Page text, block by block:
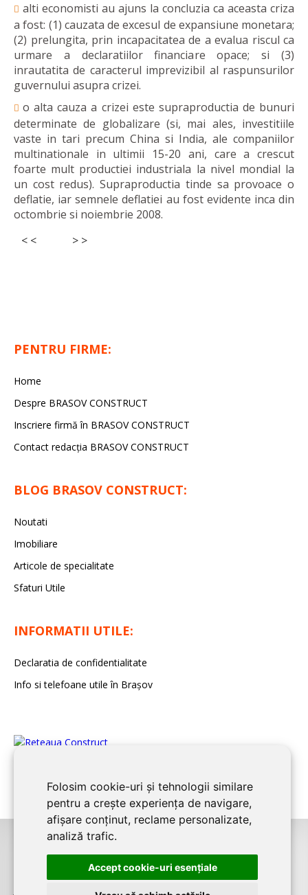
Folosim cookie-uri și tehnologii similare
pentru a crește experiența de navigare,
afișare conținut, reclame personalizate,
analiză trafic.
Accept cookie-uri esenţiale
alti economisti au ajuns la concluzia ca aceasta criza
a fost: (1) cauzata de excesul de expansiune monetara;
(2) prelungita, prin incapacitatea de a evalua riscul ca
urmare a declaratiilor financiare opace; si (3)
inrautatita de caracterul imprevizibil al raspunsurilor
guvernului asupra crizei.
o alta cauza a crizei este supraproductia de bunuri
determinate de globalizare (si, mai ales, investitiile
vaste in tari precum China si India, ale companiilor
multinationale in ultimii 15-20 ani, care a crescut
foarte mult productiei industriala la nivel mondial la
un cost redus). Supraproductia tinde sa provoace o
deflatie, iar semnele deflatiei au fost evidente inca din
octombrie si noiembrie 2008.
< <
> >
PENTRU FIRME:
Home
Despre BRASOV CONSTRUCT
Inscriere firmă în BRASOV CONSTRUCT
Contact redacţia BRASOV CONSTRUCT
BLOG BRASOV CONSTRUCT:
Noutati
Imobiliare
Articole de specialitate
Sfaturi Utile
INFORMATII UTILE:
Declaratia de confidentialitate
Info si telefoane utile în Braşov
©2008-2026BRASOV CONSTRUCTeste un serviciu de promovare online
pentru firme. Proiect digital dezvoltat deLIVE COMMUNICATIONS SRL
J12/4191/2006, RO19492087, Cap.Soc. 5000 LEI